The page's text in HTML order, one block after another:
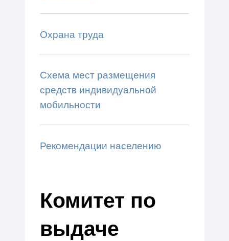
Охрана труда
Схема мест размещения
средств индивидуальной
мобильности
Рекомендации населению
Комитет по
выдаче